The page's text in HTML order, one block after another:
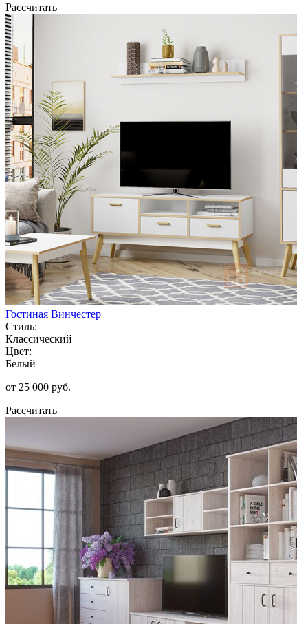
Рассчитать
Гостиная Винчестер
Стиль:
Классический
Цвет:
Белый
от 25 000 руб.
Рассчитать